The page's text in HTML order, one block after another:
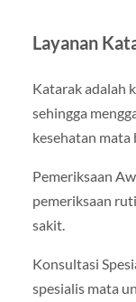
Layanan
Katarak adalah
sehingga
kesehatan mata
Pemeriksaan
pemeriksaan
sakit.
Konsultasi
spesialis mata